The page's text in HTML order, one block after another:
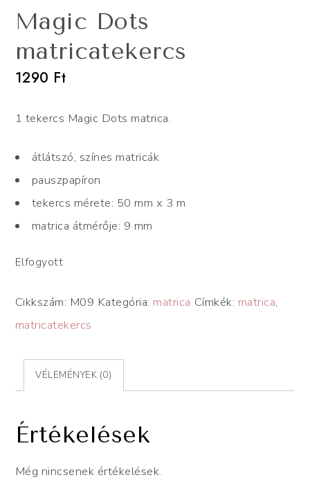
Magic Dots
matricatekercs
1290 Ft
1 tekercs Magic Dots matrica.
átlátszó, színes matricák
pauszpapíron
tekercs mérete: 50 mm x 3 m
matrica átmérője: 9 mm
Elfogyott
Cikkszám: M09 Kategória: matrica Címkék: matrica,
matricatekercs
VÉLEMÉNYEK (0)
Értékelések
Még nincsenek értékelések.